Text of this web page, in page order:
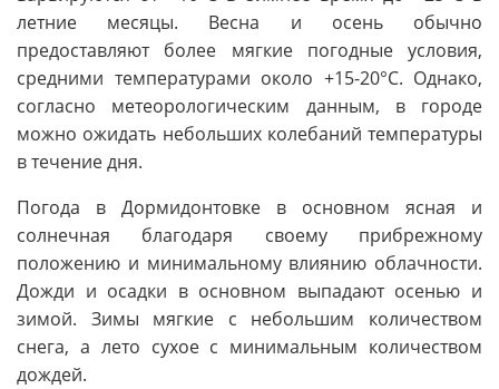
летние месяцы. Весна и осень обычно
предоставляют более мягкие погодные условия,
средними температурами около +15-20°C. Однако,
согласно метеорологическим данным, в городе
можно ожидать небольших колебаний температуры
в течение дня.
Погода в Дормидонтовке в основном ясная и
солнечная благодаря своему прибрежному
положению и минимальному влиянию облачности.
Дожди и осадки в основном выпадают осенью и
зимой. Зимы мягкие с небольшим количеством
снега, а лето сухое с минимальным количеством
дождей.